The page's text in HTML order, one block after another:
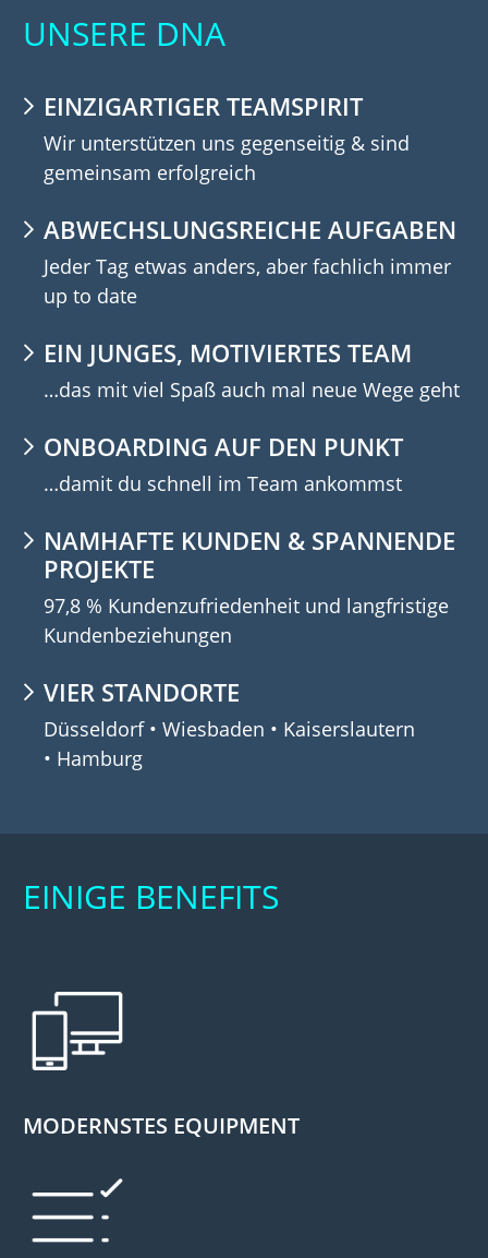
UNSERE DNA
EINZIGARTIGER TEAMSPIRIT
Wir unterstützen uns gegenseitig & sind
gemeinsam erfolgreich
ABWECHSLUNGSREICHE AUFGABEN
Jeder Tag etwas anders, aber fachlich immer
up to date
EIN JUNGES, MOTIVIERTES TEAM
…das mit viel Spaß auch mal neue Wege geht
ONBOARDING AUF DEN PUNKT
…damit du schnell im Team ankommst
NAMHAFTE KUNDEN & SPANNENDE
PROJEKTE
97,8 % Kundenzufriedenheit und langfristige
Kundenbeziehungen
VIER STANDORTE
Düsseldorf • Wiesbaden • Kaiserslautern
• Hamburg
EINIGE BENEFITS
MODERNSTES EQUIPMENT